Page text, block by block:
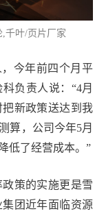
,千叶/页片厂家
今年前四个月平
负责人说：“4月
新政策送达到我
算，公司今年5月
低了经营成本。”
策的实施更是雪
团近年面临资源